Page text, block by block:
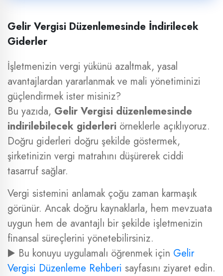
Gelir Vergisi Düzenlemesinde İndirilecek
Giderler
İşletmenizin vergi yükünü azaltmak, yasal
avantajlardan yararlanmak ve mali yönetiminizi
güçlendirmek ister misiniz?
Bu yazıda, Gelir Vergisi düzenlemesinde
indirilebilecek giderleri örneklerle açıklıyoruz.
Doğru giderleri doğru şekilde göstermek,
şirketinizin vergi matrahını düşürerek ciddi
tasarruf sağlar.
Vergi sistemini anlamak çoğu zaman karmaşık
görünür. Ancak doğru kaynaklarla, hem mevzuata
uygun hem de avantajlı bir şekilde işletmenizin
finansal süreçlerini yönetebilirsiniz.
▶️ Bu konuyu uygulamalı öğrenmek için Gelir
Vergisi Düzenleme Rehberi sayfasını ziyaret edin.